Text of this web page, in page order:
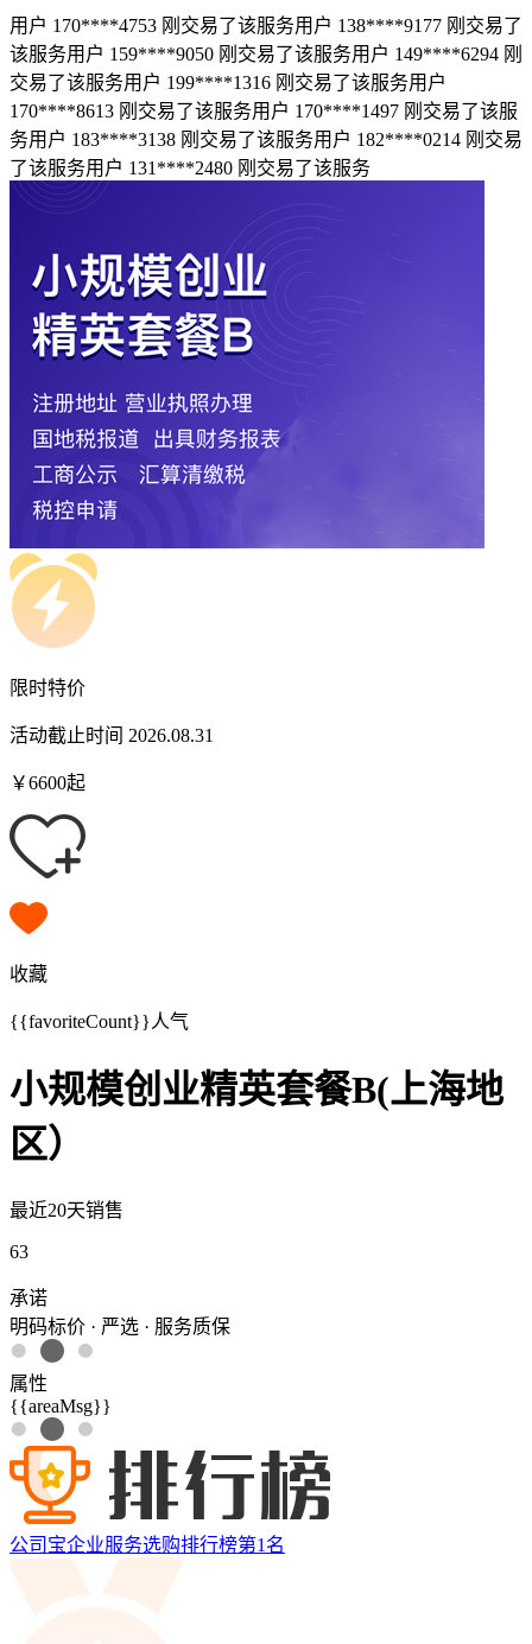
用户 170****4753 刚交易了该服务用户 138****9177 刚交易了
该服务用户 159****9050 刚交易了该服务用户 149****6294 刚
交易了该服务用户 199****1316 刚交易了该服务用户
170****8613 刚交易了该服务用户 170****1497 刚交易了该服
务用户 183****3138 刚交易了该服务用户 182****0214 刚交易
了该服务用户 131****2480 刚交易了该服务
限时特价
活动截止时间 2026.08.31
￥6600起
收藏
{{favoriteCount}}人气
小规模创业精英套餐B(上海地
区）
最近20天销售
63
承诺
明码标价 · 严选 · 服务质保
属性
{{areaMsg}}
公司宝企业服务选购排行榜第1 名